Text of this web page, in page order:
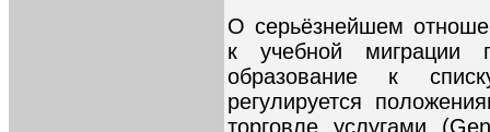
О серьёзнейшем
к учебной миграции
образование к
регулируется
торговле услугами